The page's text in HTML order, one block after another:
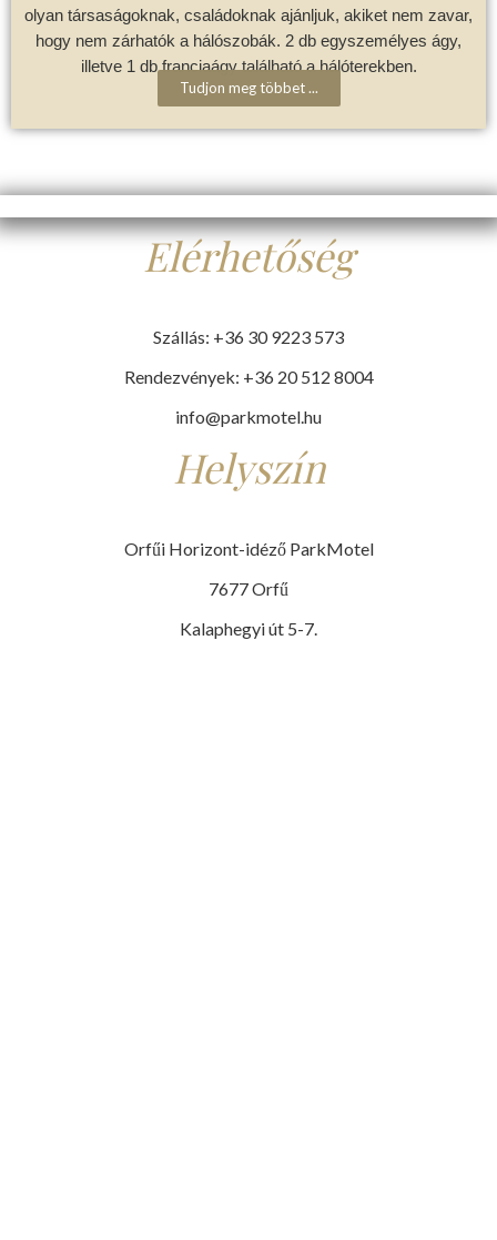
olyan társaságoknak, családoknak ajánljuk, akiket nem zavar,
hogy nem zárhatók a hálószobák. 2 db egyszemélyes ágy,
illetve 1 db franciaágy található a hálóterekben.
Tudjon meg többet ...
Elérhetőség
Szállás: +36 30 9223 573
Rendezvények: +36 20 512 8004
info@parkmotel.hu
Helyszín
Orfűi Horizont-idéző ParkMotel
7677 Orfű
Kalaphegyi út 5-7.